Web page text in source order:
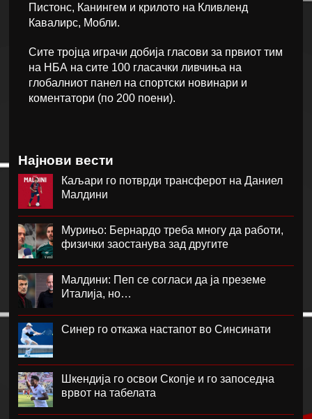
Пистонс, Канингем и крилото на Кливленд
Кавалирс, Мобли.
Сите тројца играчи добија гласови за првиот тим
на НБА на сите 100 гласачки ливчиња на
глобалниот панел на спортски новинари и
коментатори (по 200 поени).
Најнови вести
Каљари го потврди трансферот на Даниел
Малдини
Мурињо: Бернардо треба многу да работи,
физички заостанува зад другите
Малдини: Пеп се согласи да ја преземе
Италија, но…
Синер го откажа настапот во Синсинати
Шкендија го освои Скопје и го запоседна
врвот на табелата